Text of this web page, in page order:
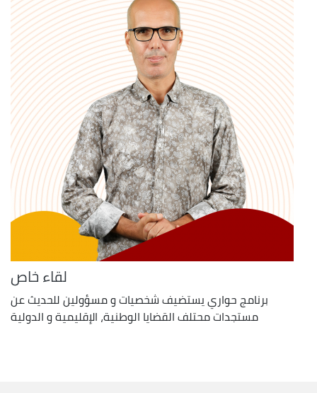
لقاء خاص
برنامج حواري يستضيف شخصيات و مسؤولين للحديث عن
مستجدات محتلف القضايا الوطنية، الإقليمية و الدولية